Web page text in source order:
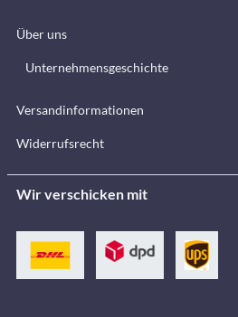
Über uns
Unternehmensgeschichte
Versandinformationen
Widerrufsrecht
Wir verschicken mit